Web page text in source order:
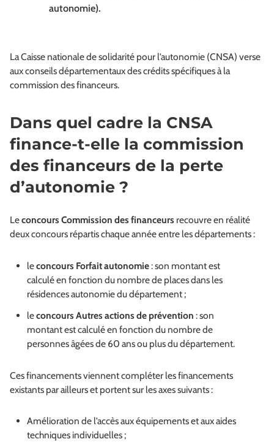
autonomie).
La Caisse nationale de solidarité pour l’autonomie (CNSA) verse
aux conseils départementaux des crédits spécifiques à la
commission des financeurs.
Dans quel cadre la CNSA
finance-t-elle la commission
des financeurs de la perte
d’autonomie ?
Leconcours Commission des financeurs recouvre en réalité
deux concours répartis chaque année entre les départements :
leconcours Forfait autonomie: son montant est
calculé en fonction du nombre de places dans les
résidences autonomie du département ;
leconcours Autres actions de prévention : son
montant est calculé en fonction du nombre de
personnes âgées de 60 ans ou plus du département.
Ces financements viennent compléter les financements
existants par ailleurs et portent sur les axes suivants :
Amélioration de l’accès aux équipements et aux aides
techniques individuelles ;